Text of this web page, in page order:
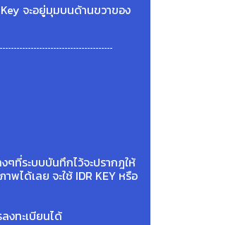
จะอยู่มุมบนด้านขวาของ
ๆที่ระบบบันทึกไว้จะปรากฎให้
พได้เลย จะใช้ IDR KEY หรือ
งทะเบียนได้